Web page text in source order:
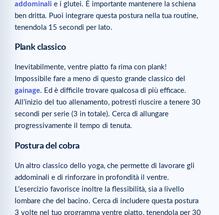
addominali e i glutei. È importante mantenere la schiena
ben dritta. Puoi integrare questa postura nella tua routine,
tenendola 15 secondi per lato.
Plank classico
Inevitabilmente, ventre piatto fa rima con plank!
Impossibile fare a meno di questo grande classico del
gainage. Ed è difficile trovare qualcosa di più efficace.
All’inizio del tuo allenamento, potresti riuscire a tenere 30
secondi per serie (3 in totale). Cerca di allungare
progressivamente il tempo di tenuta.
Postura del cobra
Un altro classico dello yoga, che permette di lavorare gli
addominali e di rinforzare in profondità il ventre.
L’esercizio favorisce inoltre la flessibilità, sia a livello
lombare che del bacino. Cerca di includere questa postura
3 volte nel tuo programma ventre piatto, tenendola per 30